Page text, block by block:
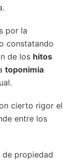
por la
constatando
de los hitos
toponimia
cierto rigor el
entre los
de propiedad